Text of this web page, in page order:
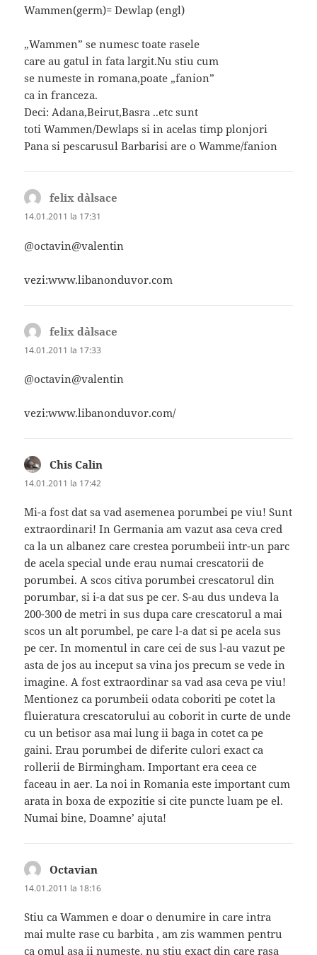
Wammen(germ)= Dewlap (engl)
„Wammen” se numesc toate rasele
care au gatul in fata largit.Nu stiu cum
se numeste in romana,poate „fanion”
ca in franceza.
Deci: Adana,Beirut,Basra ..etc sunt
toti Wammen/Dewlaps si in acelas timp plonjori
Pana si pescarusul Barbarisi are o Wamme/fanion
felix d`alsace
14.01.2011 la 17:31
@octavin@valentin
vezi:www.libanonduvor.com
felix d`alsace
14.01.2011 la 17:33
@octavin@valentin
vezi:www.libanonduvor.com/
Chis Calin
14.01.2011 la 17:42
Mi-a fost dat sa vad asemenea porumbei pe viu! Sunt
extraordinari! In Germania am vazut asa ceva cred
ca la un albanez care crestea porumbeii intr-un parc
de acela special unde erau numai crescatorii de
porumbei. A scos citiva porumbei crescatorul din
porumbar, si i-a dat sus pe cer. S-au dus undeva la
200-300 de metri in sus dupa care crescatorul a mai
scos un alt porumbel, pe care l-a dat si pe acela sus
pe cer. In momentul in care cei de sus l-au vazut pe
asta de jos au inceput sa vina jos precum se vede in
imagine. A fost extraordinar sa vad asa ceva pe viu!
Mentionez ca porumbeii odata coboriti pe cotet la
fluieratura crescatorului au coborit in curte de unde
cu un betisor asa mai lung ii baga in cotet ca pe
gaini. Erau porumbei de diferite culori exact ca
rollerii de Birmingham. Important era ceea ce
faceau in aer. La noi in Romania este important cum
arata in boxa de expozitie si cite puncte luam pe el.
Numai bine, Doamne’ ajuta!
Octavian
14.01.2011 la 18:16
Stiu ca Wammen e doar o denumire in care intra
mai multe rase cu barbita , am zis wammen pentru
ca omul asa ii numeste, nu stiu exact din care rasa